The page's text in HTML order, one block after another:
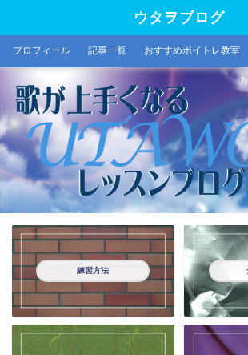
ウタヲブログ
プロフィール 記事一覧 おすすめボイトレ教室
練習方法